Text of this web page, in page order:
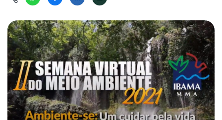
Na Linha
Olha o
Photo
Políticas
Saúde,
Segunda
Livros do
Nova
Missão
Cursos